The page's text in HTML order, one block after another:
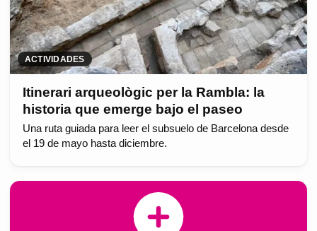
ACTIVIDADES
Itinerari arqueològic per la Rambla: la
historia que emerge bajo el paseo
Una ruta guiada para leer el subsuelo de Barcelona desde
el 19 de mayo hasta diciembre.